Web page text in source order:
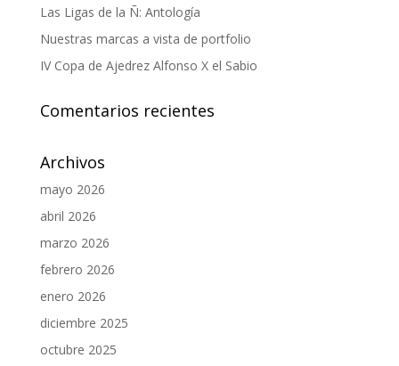
Las Ligas de la Ñ: Antología
Nuestras marcas a vista de portfolio
IV Copa de Ajedrez Alfonso X el Sabio
Comentarios recientes
Archivos
mayo 2026
abril 2026
marzo 2026
febrero 2026
enero 2026
diciembre 2025
octubre 2025